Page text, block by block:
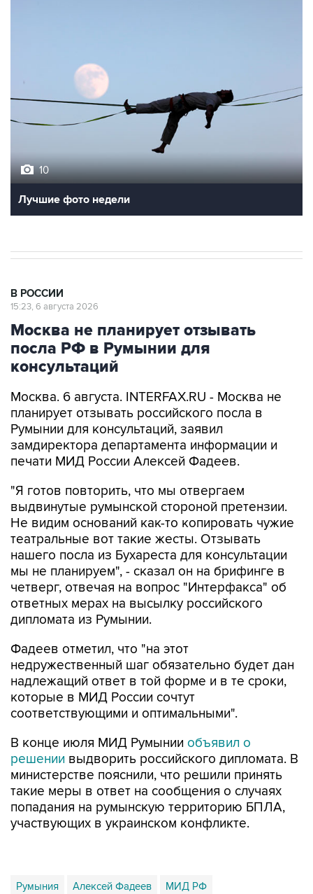
10
Лучшие фото недели
В РОССИИ
15:23, 6 августа 2026
Москва не планирует отзывать
посла РФ в Румынии для
консультаций
Москва. 6 августа. INTERFAX.RU - Москва не
планирует отзывать российского посла в
Румынии для консультаций, заявил
замдиректора департамента информации и
печати МИД России Алексей Фадеев.
"Я готов повторить, что мы отвергаем
выдвинутые румынской стороной претензии.
Не видим оснований как-то копировать чужие
театральные вот такие жесты. Отзывать
нашего посла из Бухареста для консультации
мы не планируем", - сказал он на брифинге в
четверг, отвечая на вопрос "Интерфакса" об
ответных мерах на высылку российского
дипломата из Румынии.
Фадеев отметил, что "на этот
недружественный шаг обязательно будет дан
надлежащий ответ в той форме и в те сроки,
которые в МИД России сочтут
соответствующими и оптимальными".
В конце июля МИД Румынии объявил о
решении выдворить российского дипломата. В
министерстве пояснили, что решили принять
такие меры в ответ на сообщения о случаях
попадания на румынскую территорию БПЛА,
участвующих в украинском конфликте.
Румыния Алексей Фадеев МИД РФ